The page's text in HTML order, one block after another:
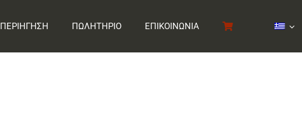
ΠΕΡΙΗΓΗΣΗ ΠΩΛΗΤΗΡΙΟ ΕΠΙΚΟΙΝΩΝΙΑ